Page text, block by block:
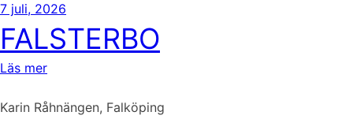
7 juli, 2026
FALSTERBO
Läs mer
Karin Råhnängen, Falköping